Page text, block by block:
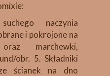
naczynia
i pokrojone na
marchewki,
obr. 5. Składniki
ścianek na dno